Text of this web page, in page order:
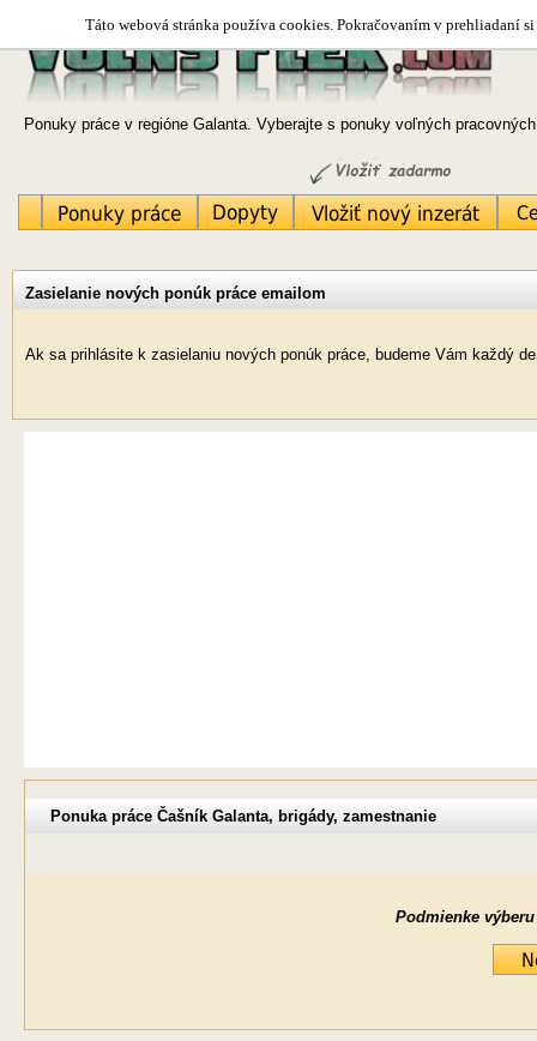
Táto webová stránka používa cookies. Pokračovaním v prehliadaní
Ponuky práce v regióne Galanta. Vyberajte s ponuky voľných
Zasielanie nových ponúk práce emailom
Ak sa prihlásite k zasielaniu nových ponúk práce, budeme Vám každý
Ponuka práce Čašník Galanta, brigády, zamestnanie
Podmienke výberu